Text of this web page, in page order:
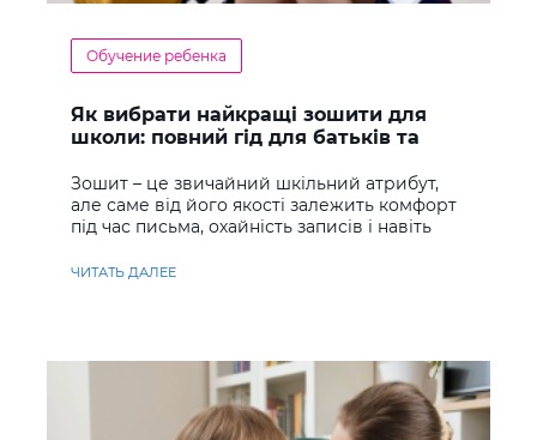
Обучение ребенка
Як вибрати найкращі зошити для
школи: повний гід для батьків та
Зошит – це звичайний шкільний атрибут,
але саме від його якості залежить комфорт
під час письма, охайність записів і навіть
ЧИТАТЬ ДАЛЕЕ